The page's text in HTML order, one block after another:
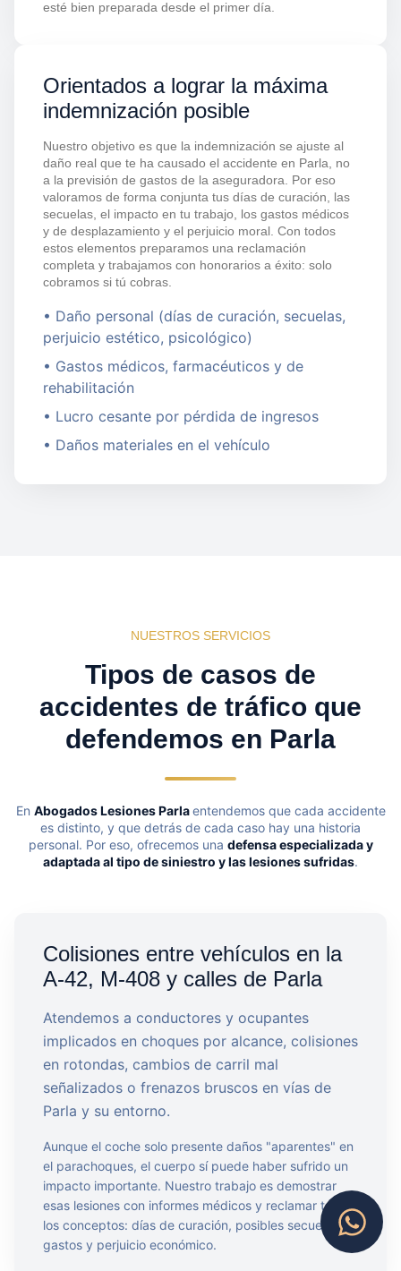
esté bien preparada desde el primer día.
Orientados a lograr la máxima
indemnización posible
Nuestro objetivo es que la indemnización se ajuste al
daño real que te ha causado el accidente en Parla, no
a la previsión de gastos de la aseguradora. Por eso
valoramos de forma conjunta tus días de curación, las
secuelas, el impacto en tu trabajo, los gastos médicos
y de desplazamiento y el perjuicio moral. Con todos
estos elementos preparamos una reclamación
completa y trabajamos con honorarios a éxito: solo
cobramos si tú cobras.
• Daño personal (días de curación, secuelas,
perjuicio estético, psicológico)
• Gastos médicos, farmacéuticos y de
rehabilitación
• Lucro cesante por pérdida de ingresos
• Daños materiales en el vehículo
NUESTROS SERVICIOS
Tipos de casos de
accidentes de tráfico que
defendemos en Parla
En Abogados Lesiones Parlaentendemos que cada accidente
es distinto, y que detrás de cada caso hay una historia
personal. Por eso, ofrecemos una defensa especializada y
adaptada al tipo de siniestro y las lesiones sufridas.
Colisiones entre vehículos en la
A-42, M-408 y calles de Parla
Atendemos a conductores y ocupantes
implicados en choques por alcance, colisiones
en rotondas, cambios de carril mal
señalizados o frenazos bruscos en vías de
Parla y su entorno.
Aunque el coche solo presente daños "aparentes" en
el parachoques, el cuerpo sí puede haber sufrido un
impacto importante. Nuestro trabajo es demostrar
esas lesiones con informes médicos y reclamar todos
los conceptos: días de curación, posibles secuelas,
gastos y perjuicio económico.